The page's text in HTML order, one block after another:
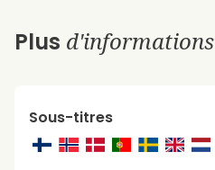
Plus d'informations
Sous-titres